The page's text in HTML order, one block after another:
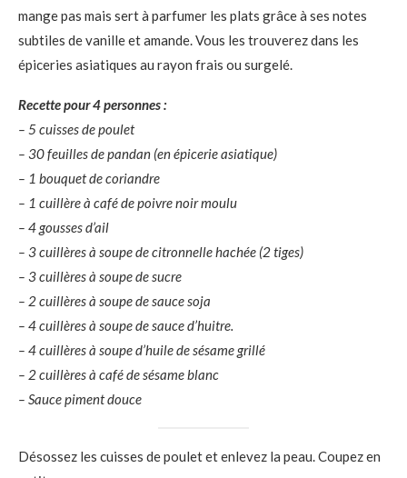
mange pas mais sert à parfumer les plats grâce à ses notes
subtiles de vanille et amande. Vous les trouverez dans les
épiceries asiatiques au rayon frais ou surgelé.
Recette pour 4 personnes :
– 5 cuisses de poulet
– 30 feuilles de pandan (en épicerie asiatique)
– 1 bouquet de coriandre
– 1 cuillère à café de poivre noir moulu
– 4 gousses d’ail
– 3 cuillères à soupe de citronnelle hachée (2 tiges)
– 3 cuillères à soupe de sucre
– 2 cuillères à soupe de sauce soja
– 4 cuillères à soupe de sauce d’huitre.
– 4 cuillères à soupe d’huile de sésame grillé
– 2 cuillères à café de sésame blanc
– Sauce piment douce
Désossez les cuisses de poulet et enlevez la peau. Coupez en